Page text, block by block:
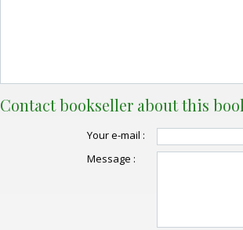
Contact bookseller about this
Your e-mail :
Message :